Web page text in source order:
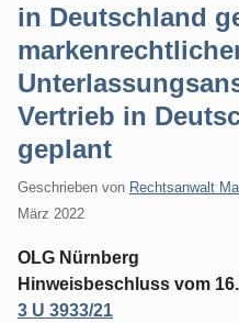
in Deutschland
Vertrieb in
geplant
Geschrieben von Rechtsanwalt
März 2022
OLG Nürnberg
Hinweisbeschluss vom
3 U 3933/21